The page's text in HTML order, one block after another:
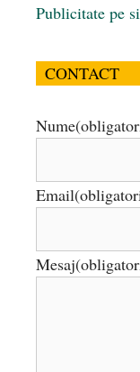
Publicitate pe
CONTACT
Nume
Email
Mesaj